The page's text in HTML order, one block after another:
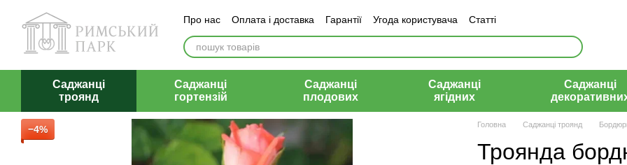
Перейти до основного контенту
Про нас Оплата і доставка Гарантії Угода користувача
Статті
Відгуки
Контакти
Саджанці
троянд
Саджанці
гортензій
Саджанці
плодових
Саджанці
ягідних
Саджанці
−4% Головна Саджанці троянд
Троянда